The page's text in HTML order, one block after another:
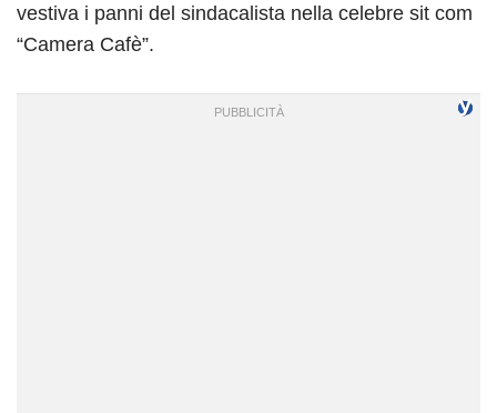
vestiva i panni del sindacalista nella celebre sit com
“Camera Cafè”.